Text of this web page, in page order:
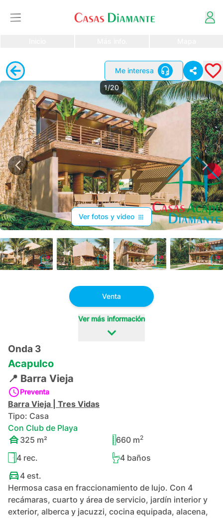
Me interesa
1/20
Ver fotos y video
Venta
Onda 3
Acapulco
📍 Barra Vieja
Preventa
Barra Vieja
Tres Vidas
Tipo: Casa
Con Club de Playa
325 m² 660m2
4 rec. 4baños
4 est.
Hermosa casa en fraccionamiento de lujo. Con 4
recámaras, cuarto y área de servicio, jardín interior y
exterior, alberca y jacuzzi, cocina equipada, alacena,